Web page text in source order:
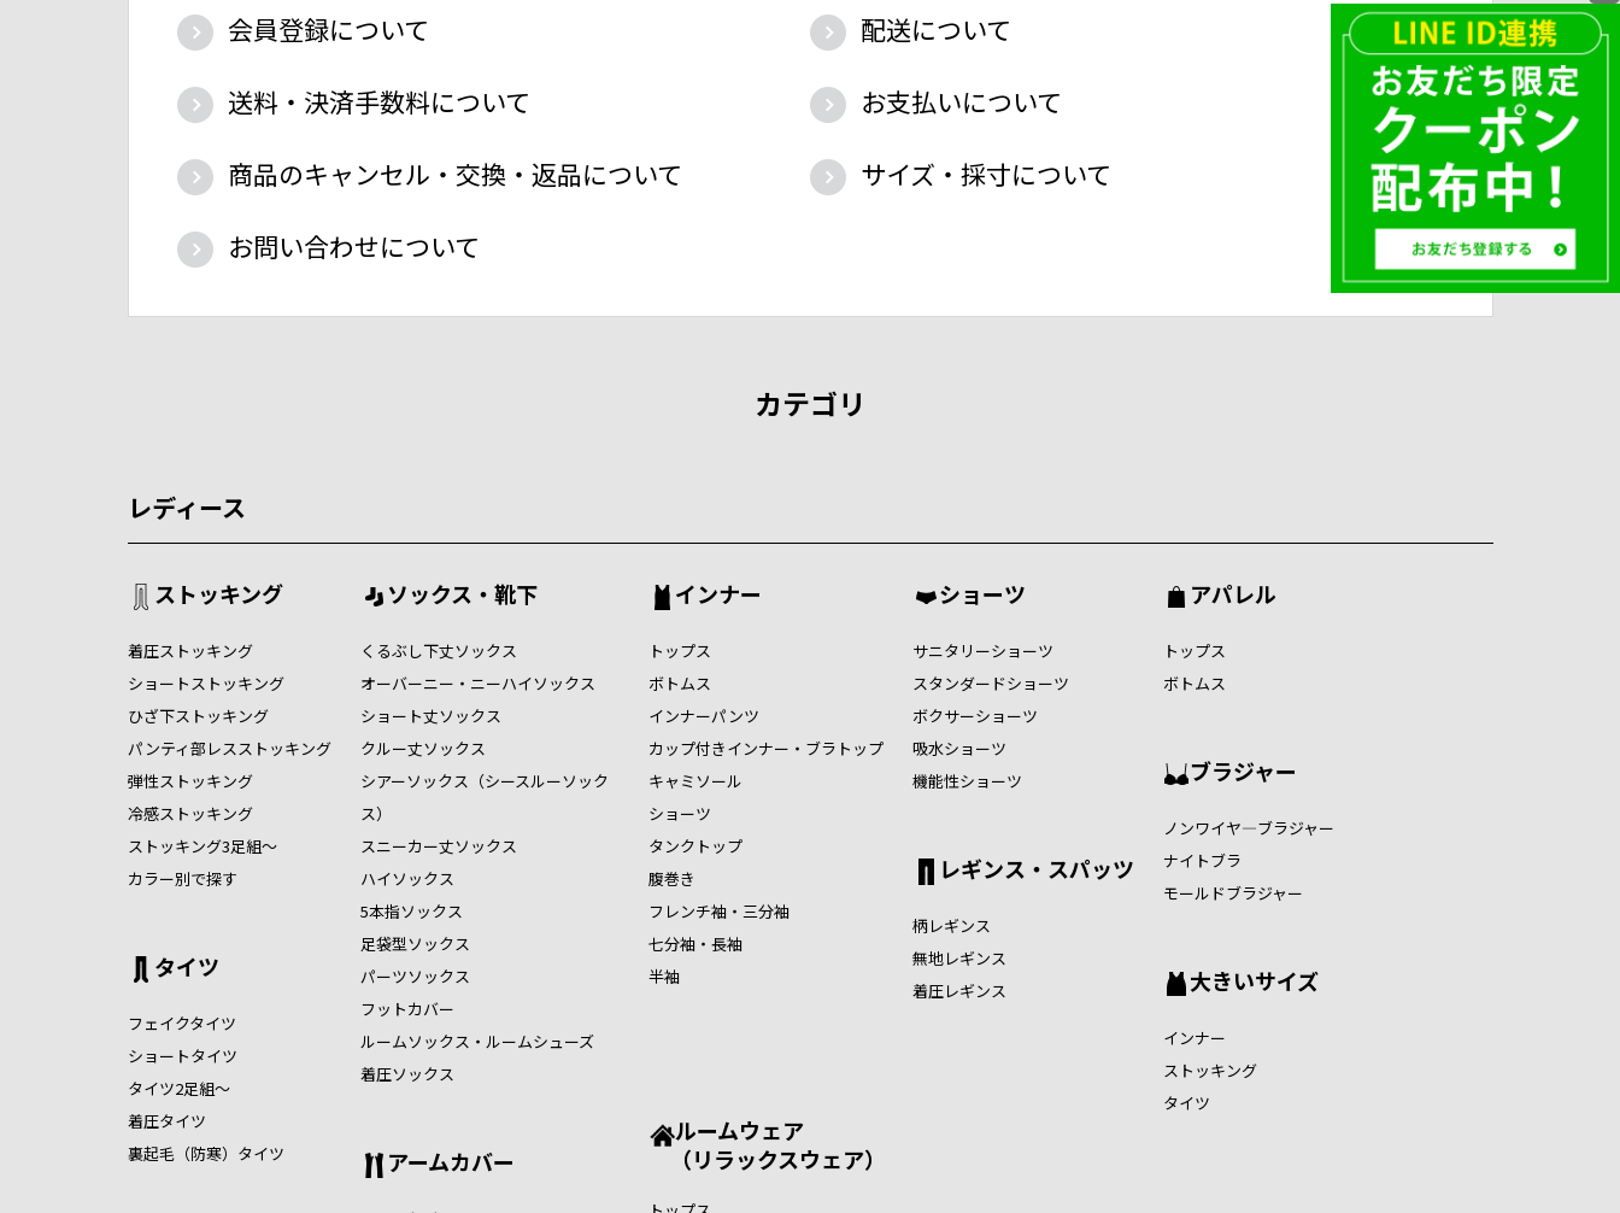
会員登録について
配送について
送料・決済手数料について
お支払いについて
商品のキャンセル・交換・返品について
サイズ・採寸について
お問い合わせについて
カテゴリ
レディース
ストッキング
着圧ストッキング
ショートストッキング
ひざ下ストッキング
パンティ部レスストッキング
弾性ストッキング
冷感ストッキング
ストッキング3足組～
カラー別で探す
タイツ
フェイクタイツ
ショートタイツ
タイツ2足組～
着圧タイツ
裏起毛（防寒）タイツ
ソックス・靴下
くるぶし下丈ソックス
オーバーニー・ニーハイソックス
ショート丈ソックス
クルー丈ソックス
シアーソックス（シースルーソック
ス）
スニーカー丈ソックス
ハイソックス
5本指ソックス
足袋型ソックス
パーツソックス
フットカバー
ルームソックス・ルームシューズ
着圧ソックス
アームカバー
インナー
トップス
ボトムス
インナーパンツ
カップ付きインナー・ブラトップ
キャミソール
ショーツ
タンクトップ
腹巻き
フレンチ袖・三分袖
七分袖・長袖
半袖
ショーツ
サニタリーショーツ
スタンダードショーツ
ボクサーショーツ
吸水ショーツ
機能性ショーツ
レギンス・スパッツ
柄レギンス
無地レギンス
着圧レギンス
アパレル
トップス
ボトムス
ブラジャー
ノンワイヤ―ブラジャー
ナイトブラ
モールドブラジャー
大きいサイズ
インナー
ストッキング
タイツ
ルームウェア
（リラックスウェア）